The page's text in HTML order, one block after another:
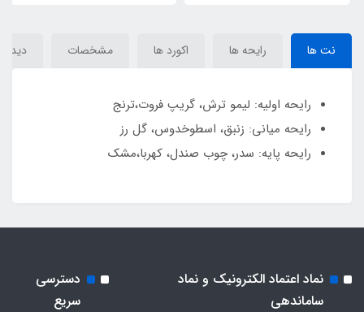
نت ها رایحه ها اکورد ها مشخصات
رایحه اولیه: ليمو ترش، گريپ فروت،ترنج
رایحه میانی: زنبق، اسطوخدوس، گل رز
رایحه پایه: سدر، چوب صندل، کهربا،مشک
نماد اعتماد الکترونیک و نماد
ساماندهی
دسترسی
سریع